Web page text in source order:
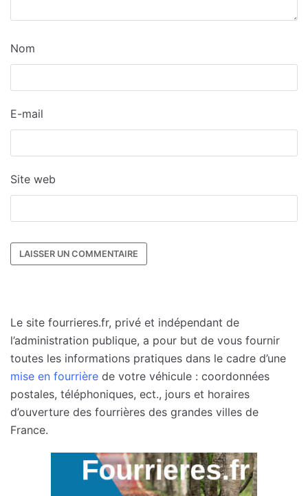
Nom
E-mail
Site web
Le site fourrieres.fr, privé et indépendant de
l’administration publique, a pour but de vous fournir
toutes les informations pratiques dans le cadre d’une
mise en fourrière de votre véhicule : coordonnées
postales, téléphoniques, ect., jours et horaires
d’ouverture des fourrières des grandes villes de
France.